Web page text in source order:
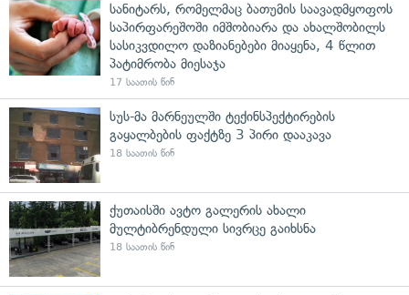
სანიტარს, რომელმაც ბათუმის საავადმყოფოს
საპირფარეშოში იმშობიარა და ახალშობილს
სასიკვდილო დაზიანებები მიაყენა, 4 წლით
პატიმრობა მიესაჯა
17 საათის წინ
სუს-მა მარნეულში ტექინსპექტირების
გაყალბების ფაქტზე 3 პირი დააკავა
18 საათის წინ
ქუთაისში ავტო გალერის ახალი
მულტიბრენდული სივრცე გაიხსნა
18 საათის წინ